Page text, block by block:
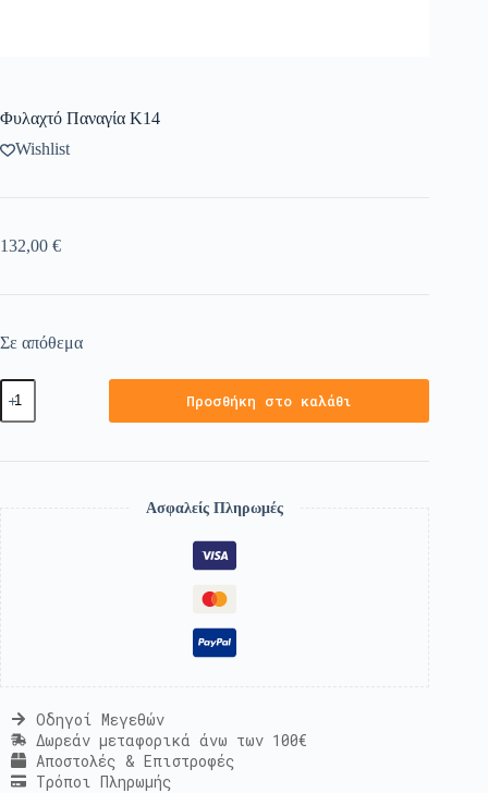
Φυλαχτό Παναγία Κ14
Wishlist
132,00 €
Σε απόθεμα
Προσθήκη στο καλάθι
Ασφαλείς Πληρωμές
Οδηγοί Μεγεθών
Δωρεάν μεταφορικά άνω των 100€
Αποστολές & Επιστροφές
Τρόποι Πληρωμής